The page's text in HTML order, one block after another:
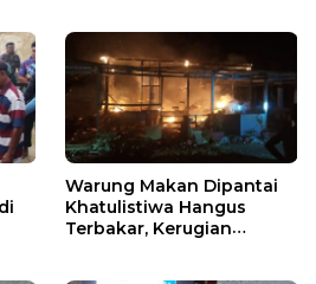
Warung Makan Dipantai
Khatulistiwa Hangus
Terbakar, Kerugian